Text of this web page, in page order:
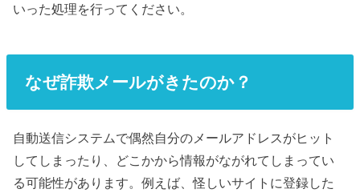
いった処理を行ってください。
なぜ詐欺メールがきたのか？
自動送信システムで偶然自分のメールアドレスがヒット
してしまったり、どこかから情報がながれてしまってい
る可能性があります。例えば、怪しいサイトに登録した